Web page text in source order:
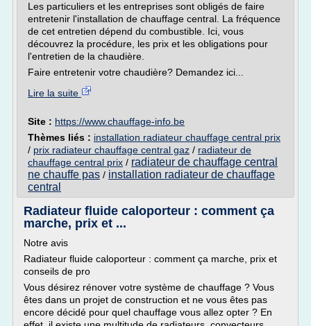
Les particuliers et les entreprises sont obligés de faire
entretenir l'installation de chauffage central. La fréquence
de cet entretien dépend du combustible. Ici, vous
découvrez la procédure, les prix et les obligations pour
l'entretien de la chaudière.
Faire entretenir votre chaudière? Demandez ici...
Lire la suite
Site : https://www.chauffage-info.be
Thèmes liés : installation radiateur chauffage central prix
/ prix radiateur chauffage central gaz / radiateur de
chauffage central prix / radiateur de chauffage central
ne chauffe pas / installation radiateur de chauffage
central
Radiateur fluide caloporteur : comment ça
marche, prix et ...
Notre avis
Radiateur fluide caloporteur : comment ça marche, prix et
conseils de pro
Vous désirez rénover votre système de chauffage ? Vous
êtes dans un projet de construction et ne vous êtes pas
encore décidé pour quel chauffage vous allez opter ? En